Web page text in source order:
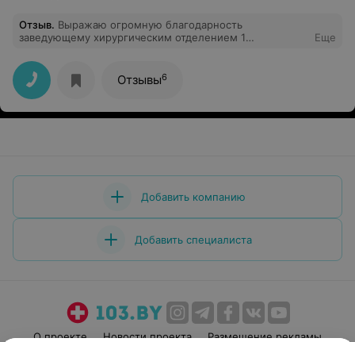
Отзыв. Выражаю огромную благодарность
заведующему хирургическим отделением 1
Никифорову Ивану Владимировичу за
профессионализм, чуткое внимательное отношение.
Побольше бы таких врачей от Бога!
Еще
Отзывы6
Добавить компанию
Добавить специалиста
О проекте Новости проекта Размещение рекламы